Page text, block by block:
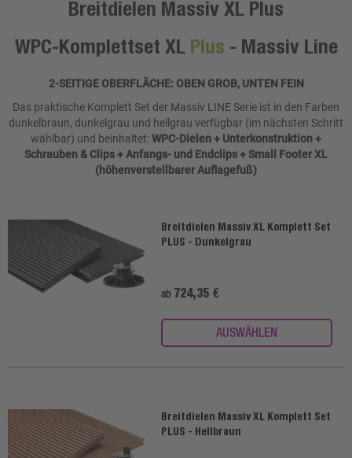
Breitdielen Massiv XL Plus
WPC-Komplettset XL Plus - Massiv Line
2-SEITIGE OBERFLÄCHE: OBEN GROB, UNTEN FEIN
Das praktische Komplett Set der Massiv LINE Serie ist in den Farben
dunkelbraun, dunkelgrau und hellgrau verfügbar (im nächsten Schritt
wählbar) und beinhaltet: WPC-Dielen + Unterkonstruktion +
Schrauben & Clips + Anfangs- und Endclips + Small Footer XL
(höhenverstellbarer Auflagefuß)
Breitdielen Massiv XL Komplett Set
PLUS - Dunkelgrau
ab 724,35 €
AUSWÄHLEN
Breitdielen Massiv XL Komplett Set
PLUS - Hellbraun